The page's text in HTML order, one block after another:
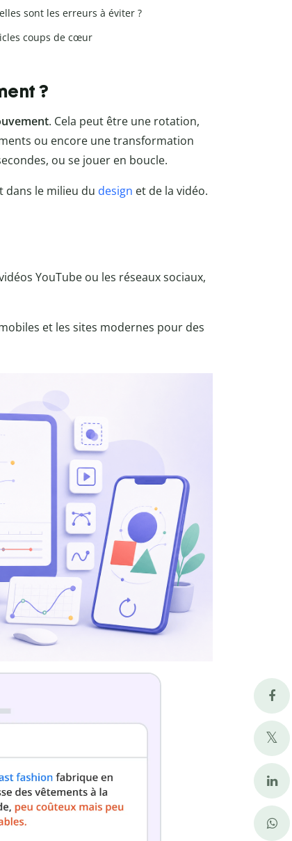
sont les erreurs à éviter ?
coups de cœur
?
. Cela peut être une rotation,
ou encore une transformation
ou se jouer en boucle.
dans le milieu du design et de la vidéo.
YouTube ou les réseaux sociaux,
et les sites modernes pour des